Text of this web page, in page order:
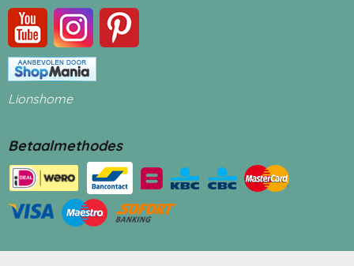
Lionshome
Betaalmethodes